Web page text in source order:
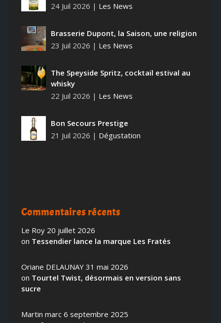
24 Juil 2026 | Les News
Brasserie Dupont, la Saison, une religion
23 Juil 2026 | Les News
The Speyside Spritz, cocktail estival au
whisky
22 Juil 2026 | Les News
Bon Secours Prestige
21 Juil 2026 | Dégustation
Commentaires récents
Le Roy 20 juillet 2026
on Tessendier lance la marque Les Fratés
Oriane DELAUNAY 31 mai 2026
on Tourtel Twist, désormais en version sans
sucre
Martin marc 6 septembre 2025